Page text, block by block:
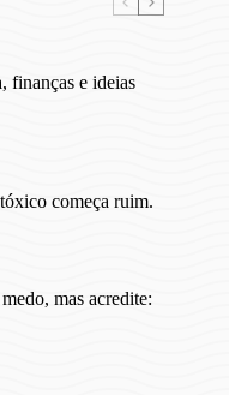
finanças e ideias
começa ruim.
mas acredite: